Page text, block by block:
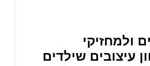
ולמחזיקי
עיצובים שילדים